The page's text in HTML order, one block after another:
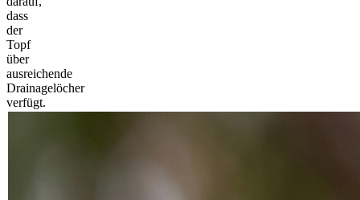
dass
der
Topf
über
ausreichende
Drainagelöcher
verfügt.